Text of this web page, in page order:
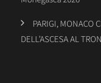
PARIGI, MONACO
DELL’ASCESA AL